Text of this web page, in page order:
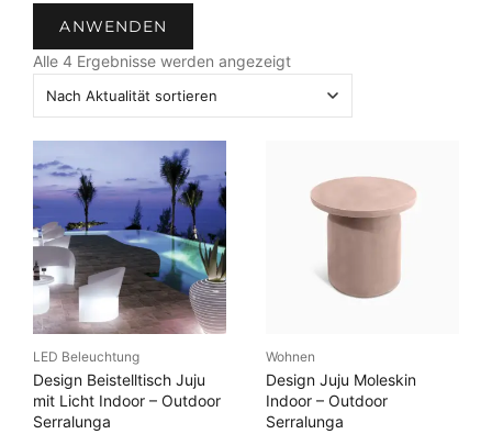
u
ANWENDEN
Alle 4 Ergebnisse werden angezeigtN
ä
t
s
o
LED Beleuchtung
Design Beistelltisch Juju
mit Licht Indoor – Outdoor
Serralunga
Wohnen
Design Juju Moleskin
Indoor – Outdoor
Serralunga